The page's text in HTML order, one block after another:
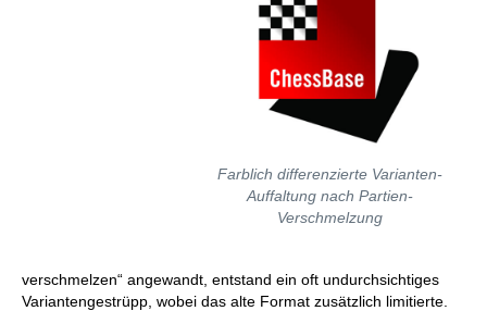
Farblich differenzierte Varianten-
Auffaltung nach Partien-
Verschmelzung
verschmelzen“ angewandt, entstand ein oft undurchsichtiges
Variantengestrüpp, wobei das alte Format zusätzlich limitierte.